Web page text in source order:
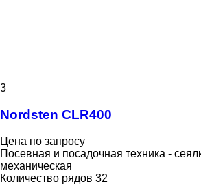
3
Nordsten CLR400
Цена по запросу
Посевная и посадочная техника -
механическая
Количество рядов 32